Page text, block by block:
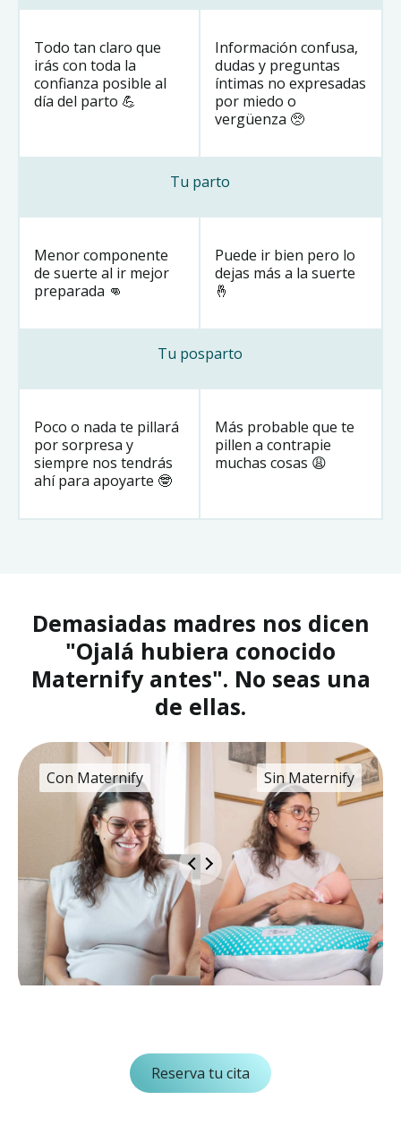
Todo tan claro que
irás con toda la
confianza posible al
día del parto 💪
Información confusa,
dudas y preguntas
íntimas no expresadas
por miedo o
vergüenza 🥺
Tu parto
Menor componente
de suerte al ir mejor
preparada 👊
Puede ir bien pero lo
dejas más a la suerte
🤞
Tu posparto
Poco o nada te pillará
por sorpresa y
siempre nos tendrás
ahí para apoyarte 🤓
Más probable que te
pillen a contrapie
muchas cosas 😩
Demasiadas madres nos dicen
"Ojalá hubiera conocido
Maternify antes". No seas una
de ellas.
Reserva tu cita